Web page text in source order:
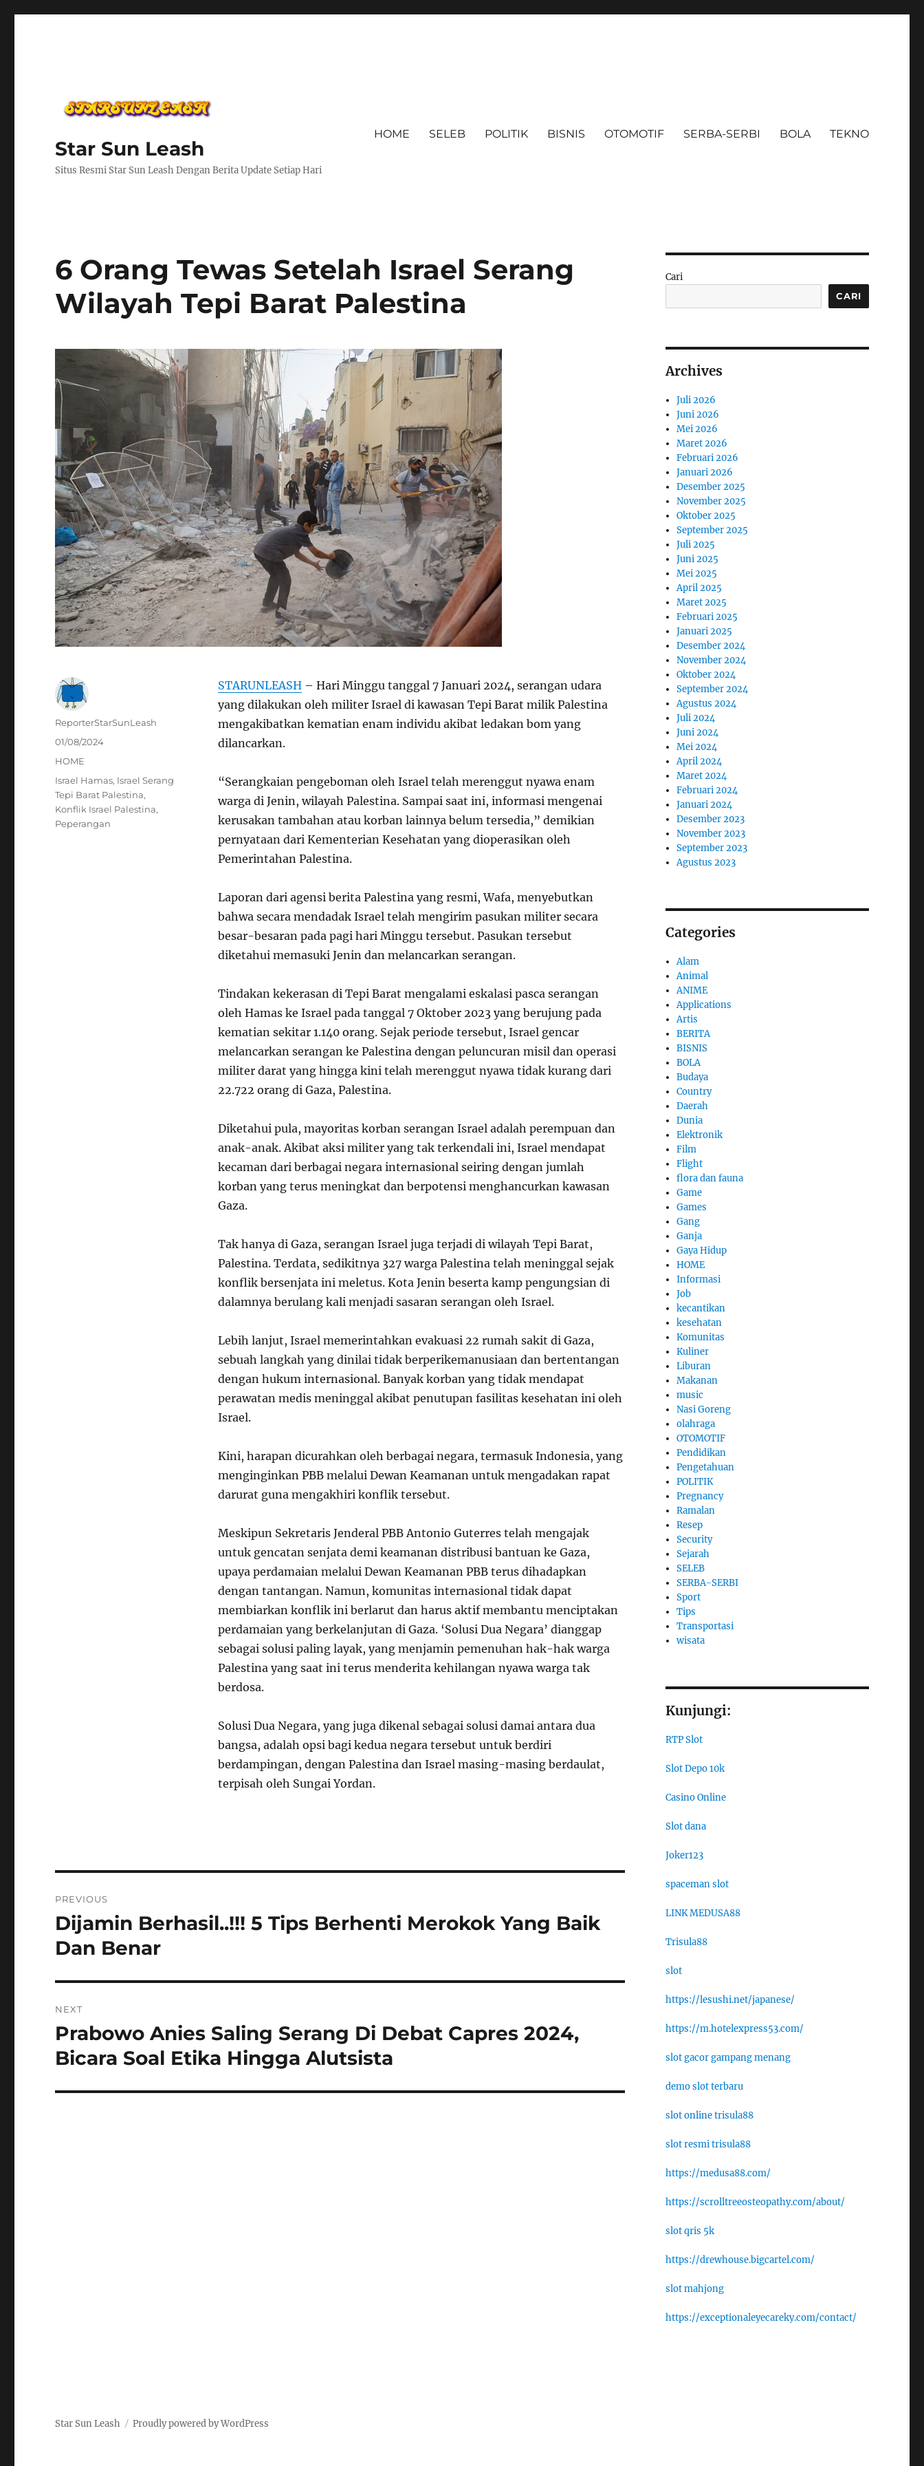
Star Sun Leash
Situs Resmi Star Sun Leash Dengan Berita Update Setiap Hari
HOME SELEB POLITIK BISNIS OTOMOTIF SERBA-SERBI BOLA TEKNO
6 Orang Tewas Setelah Israel Serang
Wilayah Tepi Barat Palestina
STARUNLEASH– Hari Minggu tanggal 7 Januari 2024, serangan udara
yang dilakukan oleh militer Israel di kawasan Tepi Barat milik Palestina
mengakibatkan kematian enam individu akibat ledakan bom yang
dilancarkan.
“Serangkaian pengeboman oleh Israel telah merenggut nyawa enam
warga di Jenin, wilayah Palestina. Sampai saat ini, informasi mengenai
kerusakan tambahan atau korban lainnya belum tersedia,” demikian
pernyataan dari Kementerian Kesehatan yang dioperasikan oleh
Pemerintahan Palestina.
Laporan dari agensi berita Palestina yang resmi, Wafa, menyebutkan
bahwa secara mendadak Israel telah mengirim pasukan militer secara
besar-besaran pada pagi hari Minggu tersebut. Pasukan tersebut
diketahui memasuki Jenin dan melancarkan serangan.
Tindakan kekerasan di Tepi Barat mengalami eskalasi pasca serangan
oleh Hamas ke Israel pada tanggal 7 Oktober 2023 yang berujung pada
kematian sekitar 1.140 orang. Sejak periode tersebut, Israel gencar
melancarkan serangan ke Palestina dengan peluncuran misil dan operasi
militer darat yang hingga kini telah merenggut nyawa tidak kurang dari
22.722 orang di Gaza, Palestina.
Diketahui pula, mayoritas korban serangan Israel adalah perempuan dan
anak-anak. Akibat aksi militer yang tak terkendali ini, Israel mendapat
kecaman dari berbagai negara internasional seiring dengan jumlah
korban yang terus meningkat dan berpotensi menghancurkan kawasan
Gaza.
Tak hanya di Gaza, serangan Israel juga terjadi di wilayah Tepi Barat,
Palestina. Terdata, sedikitnya 327 warga Palestina telah meninggal sejak
konflik bersenjata ini meletus. Kota Jenin beserta kamp pengungsian di
dalamnya berulang kali menjadi sasaran serangan oleh Israel.
Lebih lanjut, Israel memerintahkan evakuasi 22 rumah sakit di Gaza,
sebuah langkah yang dinilai tidak berperikemanusiaan dan bertentangan
dengan hukum internasional. Banyak korban yang tidak mendapat
perawatan medis meninggal akibat penutupan fasilitas kesehatan ini oleh
Israel.
Kini, harapan dicurahkan oleh berbagai negara, termasuk Indonesia, yang
menginginkan PBB melalui Dewan Keamanan untuk mengadakan rapat
darurat guna mengakhiri konflik tersebut.
Meskipun Sekretaris Jenderal PBB Antonio Guterres telah mengajak
untuk gencatan senjata demi keamanan distribusi bantuan ke Gaza,
upaya perdamaian melalui Dewan Keamanan PBB terus dihadapkan
dengan tantangan. Namun, komunitas internasional tidak dapat
membiarkan konflik ini berlarut dan harus aktif membantu menciptakan
perdamaian yang berkelanjutan di Gaza. ‘Solusi Dua Negara’ dianggap
sebagai solusi paling layak, yang menjamin pemenuhan hak-hak warga
Palestina yang saat ini terus menderita kehilangan nyawa warga tak
berdosa.
Solusi Dua Negara, yang juga dikenal sebagai solusi damai antara dua
bangsa, adalah opsi bagi kedua negara tersebut untuk berdiri
berdampingan, dengan Palestina dan Israel masing-masing berdaulat,
terpisah oleh Sungai Yordan.
Author
ReporterStarSunLeash
Posted
on
01/08/2024
Categories
HOME
Tags
Israel Hamas, Israel Serang
Tepi Barat Palestina,
Konflik Israel Palestina,
Peperangan
pos
PREVIOUS
Previous
post:
Dijamin Berhasil..!!! 5 Tips Berhenti Merokok Yang Baik
Dan Benar
NEXT
Next
post:
Prabowo Anies Saling Serang Di Debat Capres 2024,
Bicara Soal Etika Hingga Alutsista
Cari
CARI
Archives
Juli 2026
Juni 2026
Mei 2026
Maret 2026
Februari 2026
Januari 2026
Desember 2025
November 2025
Oktober 2025
September 2025
Juli 2025
Juni 2025
Mei 2025
April 2025
Maret 2025
Februari 2025
Januari 2025
Desember 2024
November 2024
Oktober 2024
September 2024
Agustus 2024
Juli 2024
Juni 2024
Mei 2024
April 2024
Maret 2024
Februari 2024
Januari 2024
Desember 2023
November 2023
September 2023
Agustus 2023
Categories
Alam
Animal
ANIME
Applications
Artis
BERITA
BISNIS
BOLA
Budaya
Country
Daerah
Dunia
Elektronik
Film
Flight
flora dan fauna
Game
Games
Gang
Ganja
Gaya Hidup
HOME
Informasi
Job
kecantikan
kesehatan
Komunitas
Kuliner
Liburan
Makanan
music
Nasi Goreng
olahraga
OTOMOTIF
Pendidikan
Pengetahuan
POLITIK
Pregnancy
Ramalan
Resep
Security
Sejarah
SELEB
SERBA-SERBI
Sport
Tips
Transportasi
wisata
Kunjungi:
RTP Slot
Slot Depo 10k
Casino Online
Slot dana
Joker123
spaceman slot
LINK MEDUSA88
Trisula88
slot
https://lesushi.net/japanese/
https://m.hotelexpress53.com/
slot gacor gampang menang
demo slot terbaru
slot online trisula88
slot resmi trisula88
https://medusa88.com/
https://scrolltreeosteopathy.com/about/
slot qris 5k
https://drewhouse.bigcartel.com/
slot mahjong
https://exceptionaleyecareky.com/contact/
Star Sun Leash Proudly powered by WordPress